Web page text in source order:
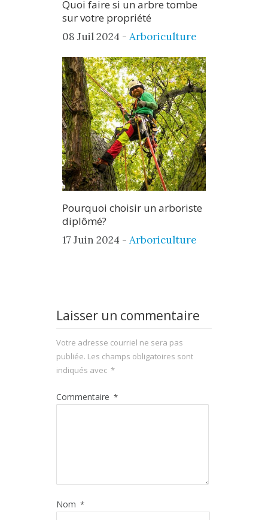
Quoi faire si un arbre tombe
sur votre propriété
08 Juil 2024 - Arboriculture
Pourquoi choisir un arboriste
diplômé?
17 Juin 2024 - Arboriculture
Laisser un commentaire
Votre adresse courriel ne sera pas
publiée. Les champs obligatoires sont
indiqués avec *
Commentaire *
Nom *